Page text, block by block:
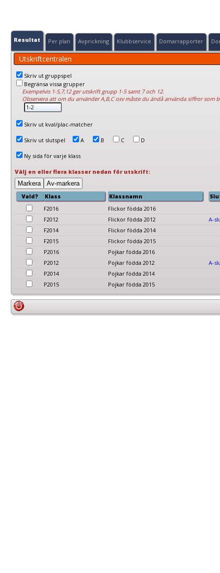
Resultat Per plan Avprickning Klubbservice Domarrapporter
Utskriftcentralen
Skriv ut gruppspel
Begränsa vissa grupper
Exempelvis 1-5,7,12 ger utskrift grupp 1-5 samt 7 och 12.
Observera att om du använder A,B,C osv måste du ändå använda siffror som
Skriv ut kval/plac-matcher
Skriv ut slutspel A B C D
Ny sida för varje klass
Välj en eller flera klasser nedan för utskrift:
Vald? Klass Klassnamn
F2016
Flickor födda 2016
F2012
Flickor födda 2012
A-
F2014
Flickor födda 2014
F2015
Flickor födda 2015
P2016
Pojkar födda 2016
P2012
Pojkar födda 2012
A-
P2014
Pojkar födda 2014
P2015
Pojkar födda 2015